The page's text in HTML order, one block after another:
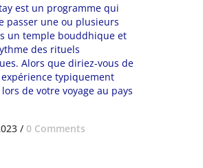
est un programme qui
passer une ou plusieurs
un temple bouddhique et
des rituels
Alors que diriez-vous de
typiquement
de votre voyage au pays
/ 0 Comments